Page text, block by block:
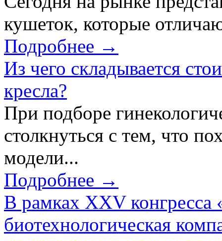
кушеток, которые
Подробнее →
Из чего складывается
кресла?
При подборе
столкнуться с тем, что
модели...
Подробнее →
В рамках XXV конгресса
биотехнологическая